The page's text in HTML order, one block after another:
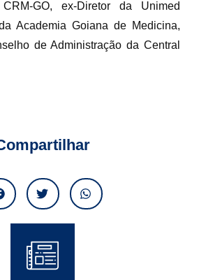
GO, ex-Diretor da Unimed
Academia Goiana de Medicina,
de Administração da Central